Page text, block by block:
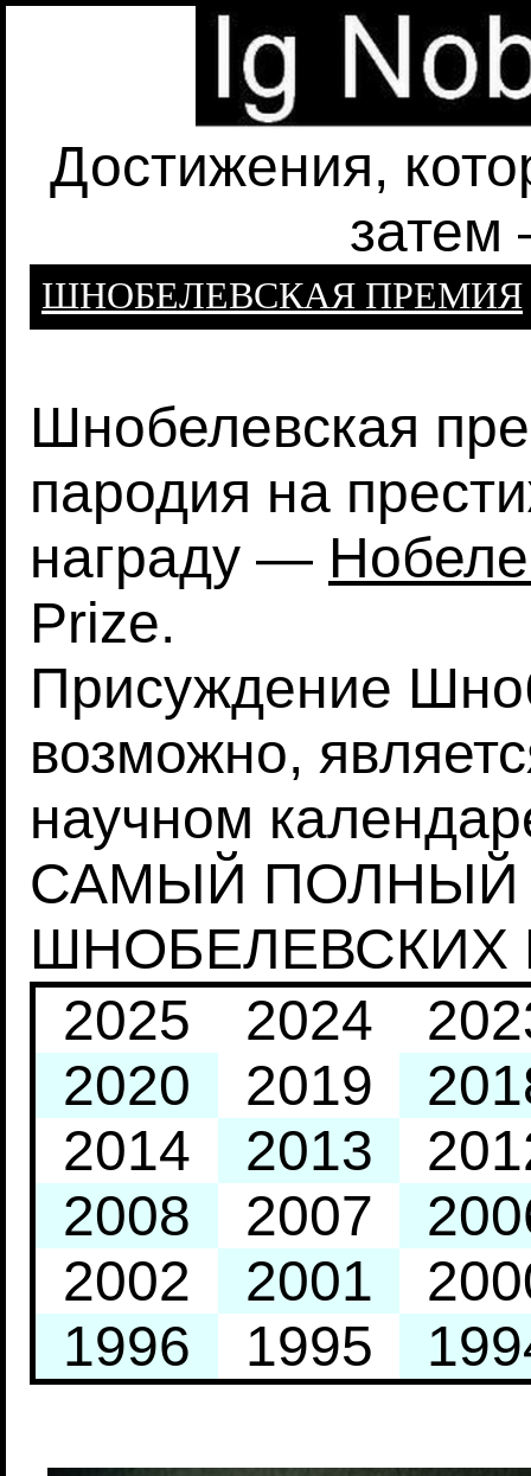
Достижения,
затем
ШНОБЕЛЕВСКАЯ ПРЕМИЯ
Шнобелевская
пародия на
награду —
Prize.
Присуждение
возможно,
научном
САМЫЙ ПОЛНЫЙ
ШНОБЕЛЕВСКИХ
2025
2024
2020
2019
2014
2013
2008
2007
2002
2001
1996
1995